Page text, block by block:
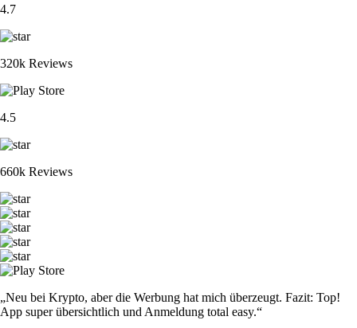
4.7
320k Reviews
4.5
660k Reviews
„Neu bei Krypto, aber die Werbung hat mich überzeugt. Fazit: Top!
App super übersichtlich und Anmeldung total easy.“